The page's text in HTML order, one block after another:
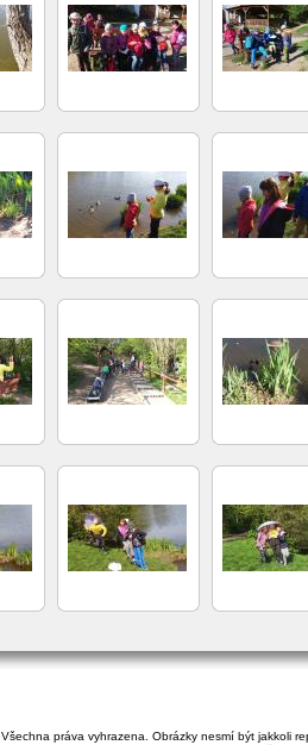
Všechna práva vyhrazena. Obrázky nesmí být jakkoli